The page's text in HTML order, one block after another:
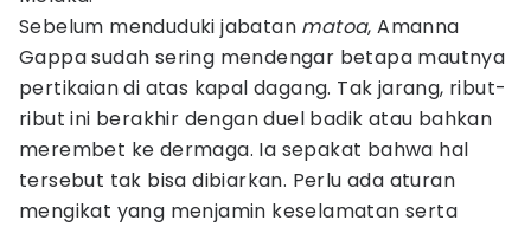
Sebelum menduduki jabatan matoa, Amanna
Gappa sudah sering mendengar betapa mautnya
pertikaian di atas kapal dagang. Tak jarang, ribut-
ribut ini berakhir dengan duel badik atau bahkan
merembet ke dermaga. Ia sepakat bahwa hal
tersebut tak bisa dibiarkan. Perlu ada aturan
mengikat yang menjamin keselamatan serta